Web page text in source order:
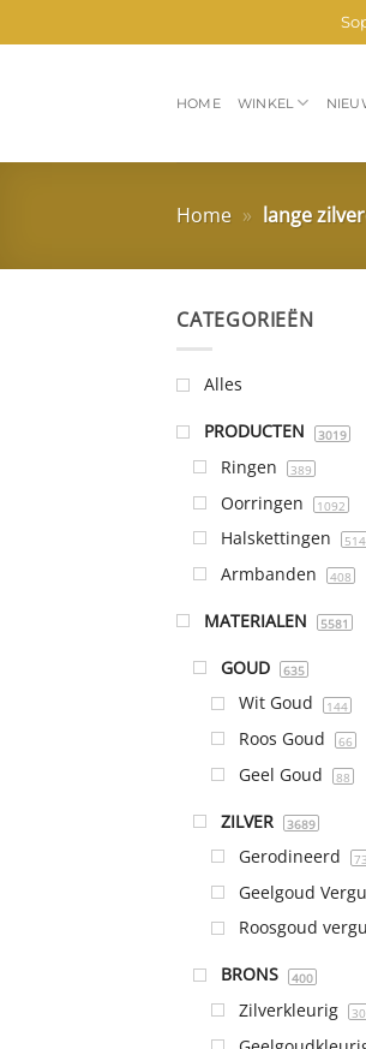
naar
HOME WINKEL
Home » lange
CATEGORIEËN
Alles
PRODUCTEN 3019
Ringen 389
Oorringen 1092
Halskettingen 514
Armbanden 408
MATERIALEN 5581
GOUD 635
Wit Goud 144
Roos Goud 66
Geel Goud 88
ZILVER 3689
Gerodineerd
Geelgoud
Roosgoud
BRONS 400
Zilverkleurig 30